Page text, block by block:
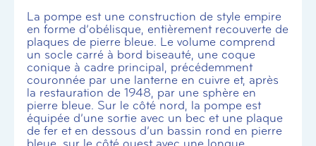
La pompe est une construction de style empire
en forme d’obélisque, entièrement recouverte de
plaques de pierre bleue. Le volume comprend
un socle carré à bord biseauté, une coque
conique à cadre principal, précédemment
couronnée par une lanterne en cuivre et, après
la restauration de 1948, par une sphère en
pierre bleue. Sur le côté nord, la pompe est
équipée d’une sortie avec un bec et une plaque
de fer et en dessous d’un bassin rond en pierre